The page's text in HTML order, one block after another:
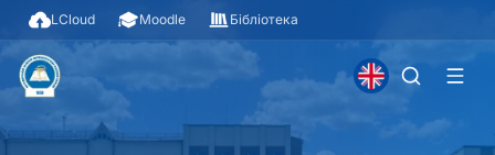
LCloud Moodle Бібліотека